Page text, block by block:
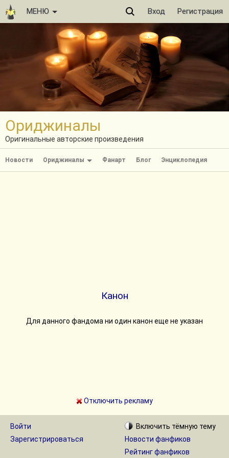
МЕНЮ Вход Регистрация
Ориджиналы
Оригинальные авторские произведения
Новости Ориджиналы Фанарт Блог Энциклопедия
Канон
Для данного фандома ни один канон еще не указан
Отключить рекламу
Войти
Зарегистрироваться
Включить тёмную тему
Новости фанфиков
Рейтинг фанфиков